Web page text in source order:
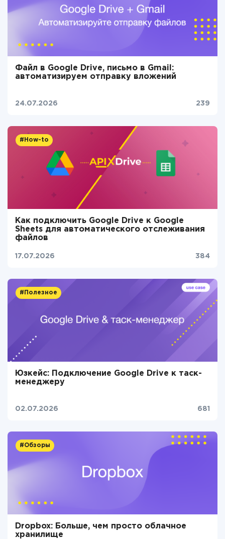
Файл в Google Drive, письмо в Gmail:
автоматизируем отправку вложений
24.07.2026 239
#How-to
Как подключить Google Drive к Google
Sheets для автоматического отслеживания
файлов
17.07.2026 384
#Полезное
Юзкейс: Подключение Google Drive к таск-
менеджеру
02.07.2026 681
#Обзоры
Dropbox: Больше, чем просто облачное
хранилище